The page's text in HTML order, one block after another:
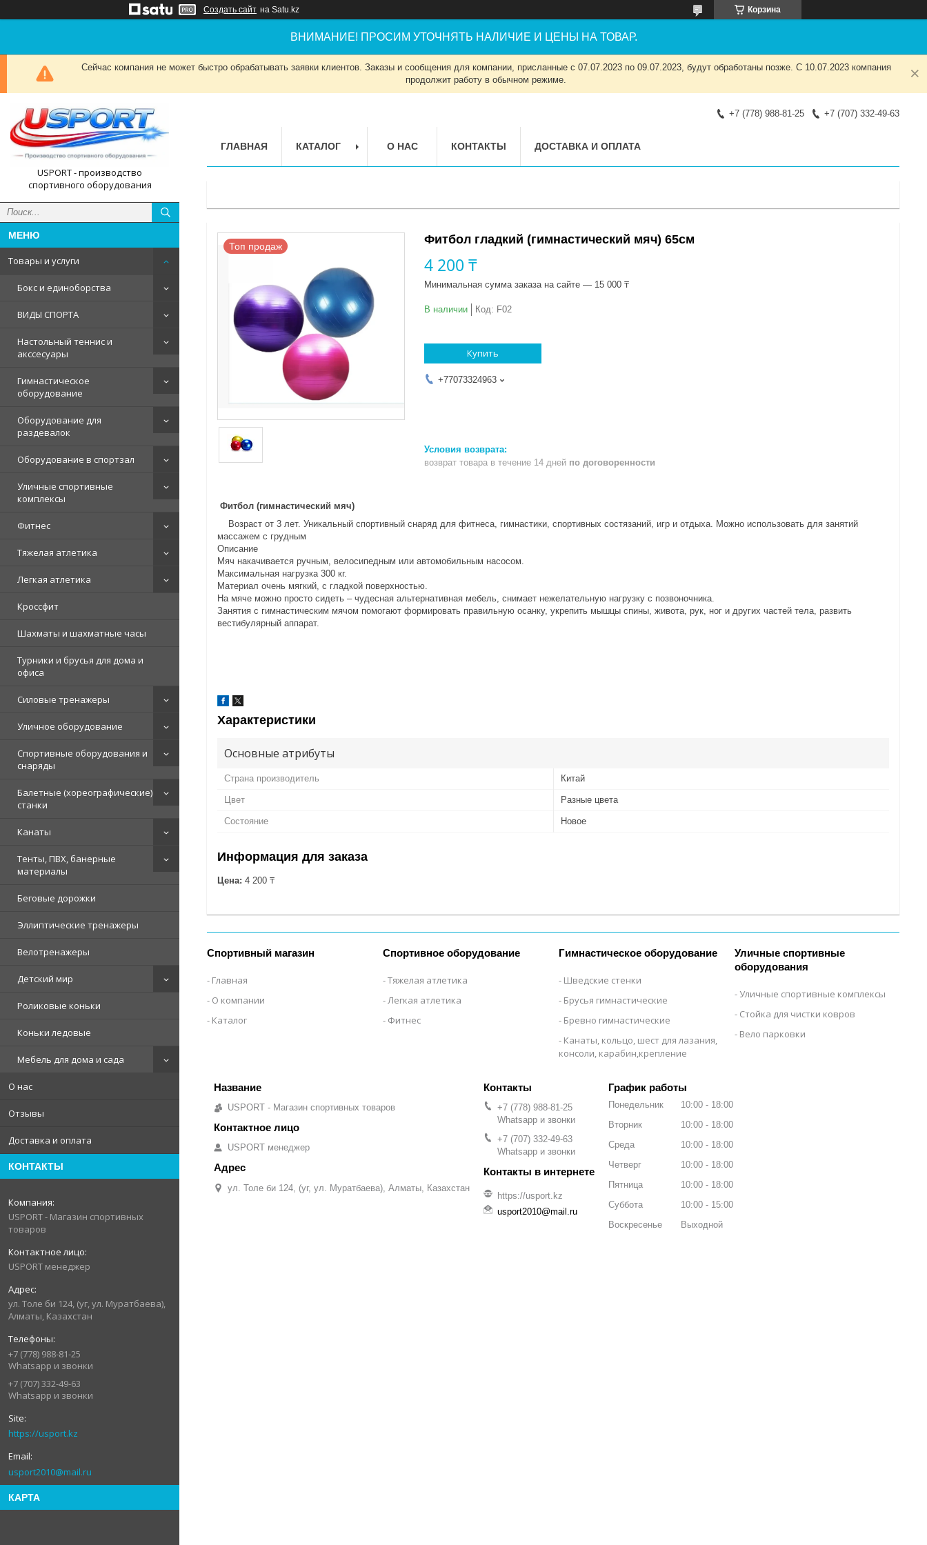
Создать сайт на Satu.kz Корзина
ВНИМАНИЕ! ПРОСИМ УТОЧНЯТЬ НАЛИЧИЕ И ЦЕНЫ НА ТОВАР.
Сейчас компания не может быстро обрабатывать заявки клиентов. Заказы и сообщения для компании, присланные с 07.07.2023 по 09.07.2023, будут обработаны позже. С 10.07.2023 компания
продолжит работу в обычном режиме.
USPORT - производство
спортивного оборудования
Товары и услуги
Бокс и единоборства
ВИДЫ СПОРТА
Настольный теннис и
акссесуары
Гимнастическое
оборудование
Оборудование для
раздевалок
Оборудование в спортзал
Уличные спортивные
комплексы
Фитнес
Тяжелая атлетика
Легкая атлетика
Кроссфит
Шахматы и шахматные часы
Турники и брусья для дома и
офиса
Силовые тренажеры
Уличное оборудование
Спортивные оборудования и
снаряды
Балетные (хореографические)
станки
Канаты
Тенты, ПВХ, банерные
материалы
Беговые дорожки
Эллиптические тренажеры
Велотренажеры
Детский мир
Роликовые коньки
Коньки ледовые
Мебель для дома и сада
О нас
Отзывы
Доставка и оплата
КОНТАКТЫ
USPORT - Магазин спортивных
товаров
USPORT менеджер
ул. Толе би 124, (уг, ул. Муратбаева),
Алматы, Казахстан
+7 (778) 988-81-25
Whatsapp и звонки
+7 (707) 332-49-63
Whatsapp и звонки
https://usport.kz
usport2010@mail.ru
КАРТА
+7 (778) 988-81-25 +7 (707) 332-49-63
ГЛАВНАЯ КАТАЛОГ О НАС КОНТАКТЫ ДОСТАВКА И ОПЛАТА
Топ продаж Фитбол гладкий (гимнастический мяч) 65см
4 200 ₸
Минимальная сумма заказа на сайте — 15 000 ₸
В наличии Код: F02
Купить
+77073324963
возврат товара в течение 14 дней по договоренности
Фитбол (гимнастический мяч)
Возраст от 3 лет. Уникальный спортивный снаряд для фитнеса, гимнастики, спортивных состязаний, игр и отдыха. Можно использовать для занятий
массажем с грудным
Описание
Мяч накачивается ручным, велосипедным или автомобильным насосом.
Максимальная нагрузка 300 кг.
Материал очень мягкий, с гладкой поверхностью.
На мяче можно просто сидеть – чудесная альтернативная мебель, снимает нежелательную нагрузку с позвоночника.
Занятия с гимнастическим мячом помогают формировать правильную осанку, укрепить мышцы спины, живота, рук, ног и других частей тела, развить
вестибулярный аппарат.
Характеристики
Основные атрибуты
Страна производитель Китай
Цвет Разные цвета
Состояние Новое
Информация для заказа
Цена: 4 200 ₸
Спортивный магазин
Главная
О компании
Каталог
Спортивное оборудование
Тяжелая атлетика
Легкая атлетика
Фитнес
Гимнастическое оборудование
Шведские стенки
Брусья гимнастические
Бревно гимнастические
Канаты, кольцо, шест для лазания,
консоли, карабин,крепление
Уличные спортивные
оборудования
Уличные спортивные комплексы
Стойка для чистки ковров
Вело парковки
USPORT - Магазин спортивных товаров
USPORT менеджер
ул. Толе би 124, (уг, ул. Муратбаева), Алматы, Казахстан
+7 (778) 988-81-25
Whatsapp и звонки
+7 (707) 332-49-63
Whatsapp и звонки
https://usport.kz
usport2010@mail.ru
График работы
Понедельник 10:00
18:00
Вторник
10:00
18:00
Среда
10:00
18:00
Четверг
10:00
18:00
Пятница
10:00
18:00
Суббота
10:00
15:00
Воскресенье
Выходной